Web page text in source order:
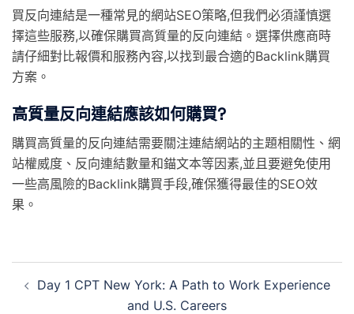
買反向連結是一種常見的網站SEO策略,但我們必須謹慎選
擇這些服務,以確保購買高質量的反向連結。選擇供應商時
請仔細對比報價和服務內容,以找到最合適的Backlink購買
方案。
高質量反向連結應該如何購買?
購買高質量的反向連結需要關注連結網站的主題相關性、網
站權威度、反向連結數量和錨文本等因素,並且要避免使用
一些高風險的Backlink購買手段,確保獲得最佳的SEO效
果。
Day 1 CPT New York: A Path to Work Experience
and U.S. Careers